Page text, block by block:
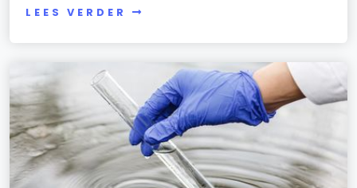
LEES VERDER